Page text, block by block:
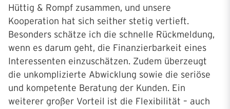
Hüttig & Rompf zusammen, und unsere
Kooperation hat sich seither stetig vertieft.
Besonders schätze ich die schnelle Rückmeldung,
wenn es darum geht, die Finanzierbarkeit eines
Interessenten einzuschätzen. Zudem überzeugt
die unkomplizierte Abwicklung sowie die seriöse
und kompetente Beratung der Kunden. Ein
weiterer großer Vorteil ist die Flexibilität – auch